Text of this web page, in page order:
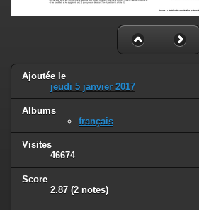
Ajoutée le
jeudi 5 janvier 2017
Albums
français
Visites
46674
Score
2.87 (2 notes)